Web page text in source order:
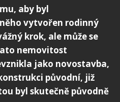
aby byl
vytvořen rodinný
krok, ale může se
nemovitost
jako novostavba,
původní, již
byl skutečně původně